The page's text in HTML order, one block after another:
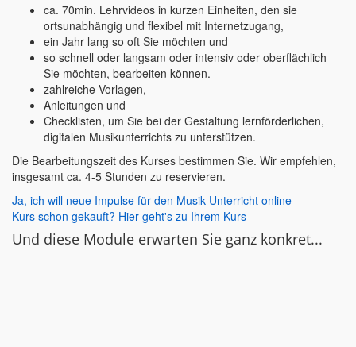
ca. 70min. Lehrvideos in kurzen Einheiten, den sie
ortsunabhängig und flexibel mit Internetzugang,
ein Jahr lang so oft Sie möchten und
so schnell oder langsam oder intensiv oder oberflächlich
Sie möchten, bearbeiten können.
zahlreiche Vorlagen,
Anleitungen und
Checklisten, um Sie bei der Gestaltung lernförderlichen,
digitalen Musikunterrichts zu unterstützen.
Die Bearbeitungszeit des Kurses bestimmen Sie. Wir empfehlen,
insgesamt ca. 4-5 Stunden zu reservieren.
Ja, ich will neue Impulse für den Musik Unterricht online
Kurs schon gekauft? Hier geht's zu Ihrem Kurs
Und diese Module erwarten Sie ganz konkret...